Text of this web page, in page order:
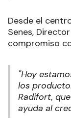
Desde el
Senes,
compromiso
"Hoy
los
Radifort,
ayuda al